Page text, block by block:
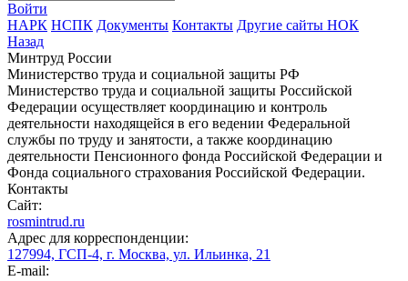
Войти
НАРК НСПК Документы Контакты Другие сайты НОК
Назад
Минтруд России
Министерство труда и социальной защиты РФ
Министерство труда и социальной защиты Российской
Федерации осуществляет координацию и контроль
деятельности находящейся в его ведении Федеральной
службы по труду и занятости, а также координацию
деятельности Пенсионного фонда Российской Федерации и
Фонда социального страхования Российской Федерации.
Контакты
Сайт:
rosmintrud.ru
Адрес для корреспонденции:
127994, ГСП-4, г. Москва, ул. Ильинка, 21
E-mail: